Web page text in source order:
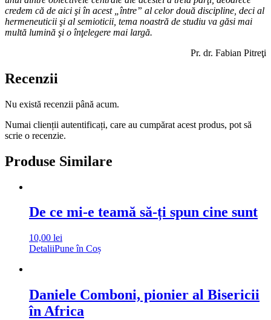
credem că de aici şi în acest „între” al celor două discipline, deci al
hermeneuticii şi al semioticii, tema noastră de studiu va găsi mai
multă lumină şi o înţelegere mai largă.
Pr. dr. Fabian Pitreţi
Recenzii
Nu există recenzii până acum.
Numai clienții autentificați, care au cumpărat acest produs, pot să
scrie o recenzie.
Produse Similare
De ce mi-e teamă să-ți spun cine sunt
10,00 lei
DetaliiPune în Coș
Daniele Comboni, pionier al Bisericii
în Africa